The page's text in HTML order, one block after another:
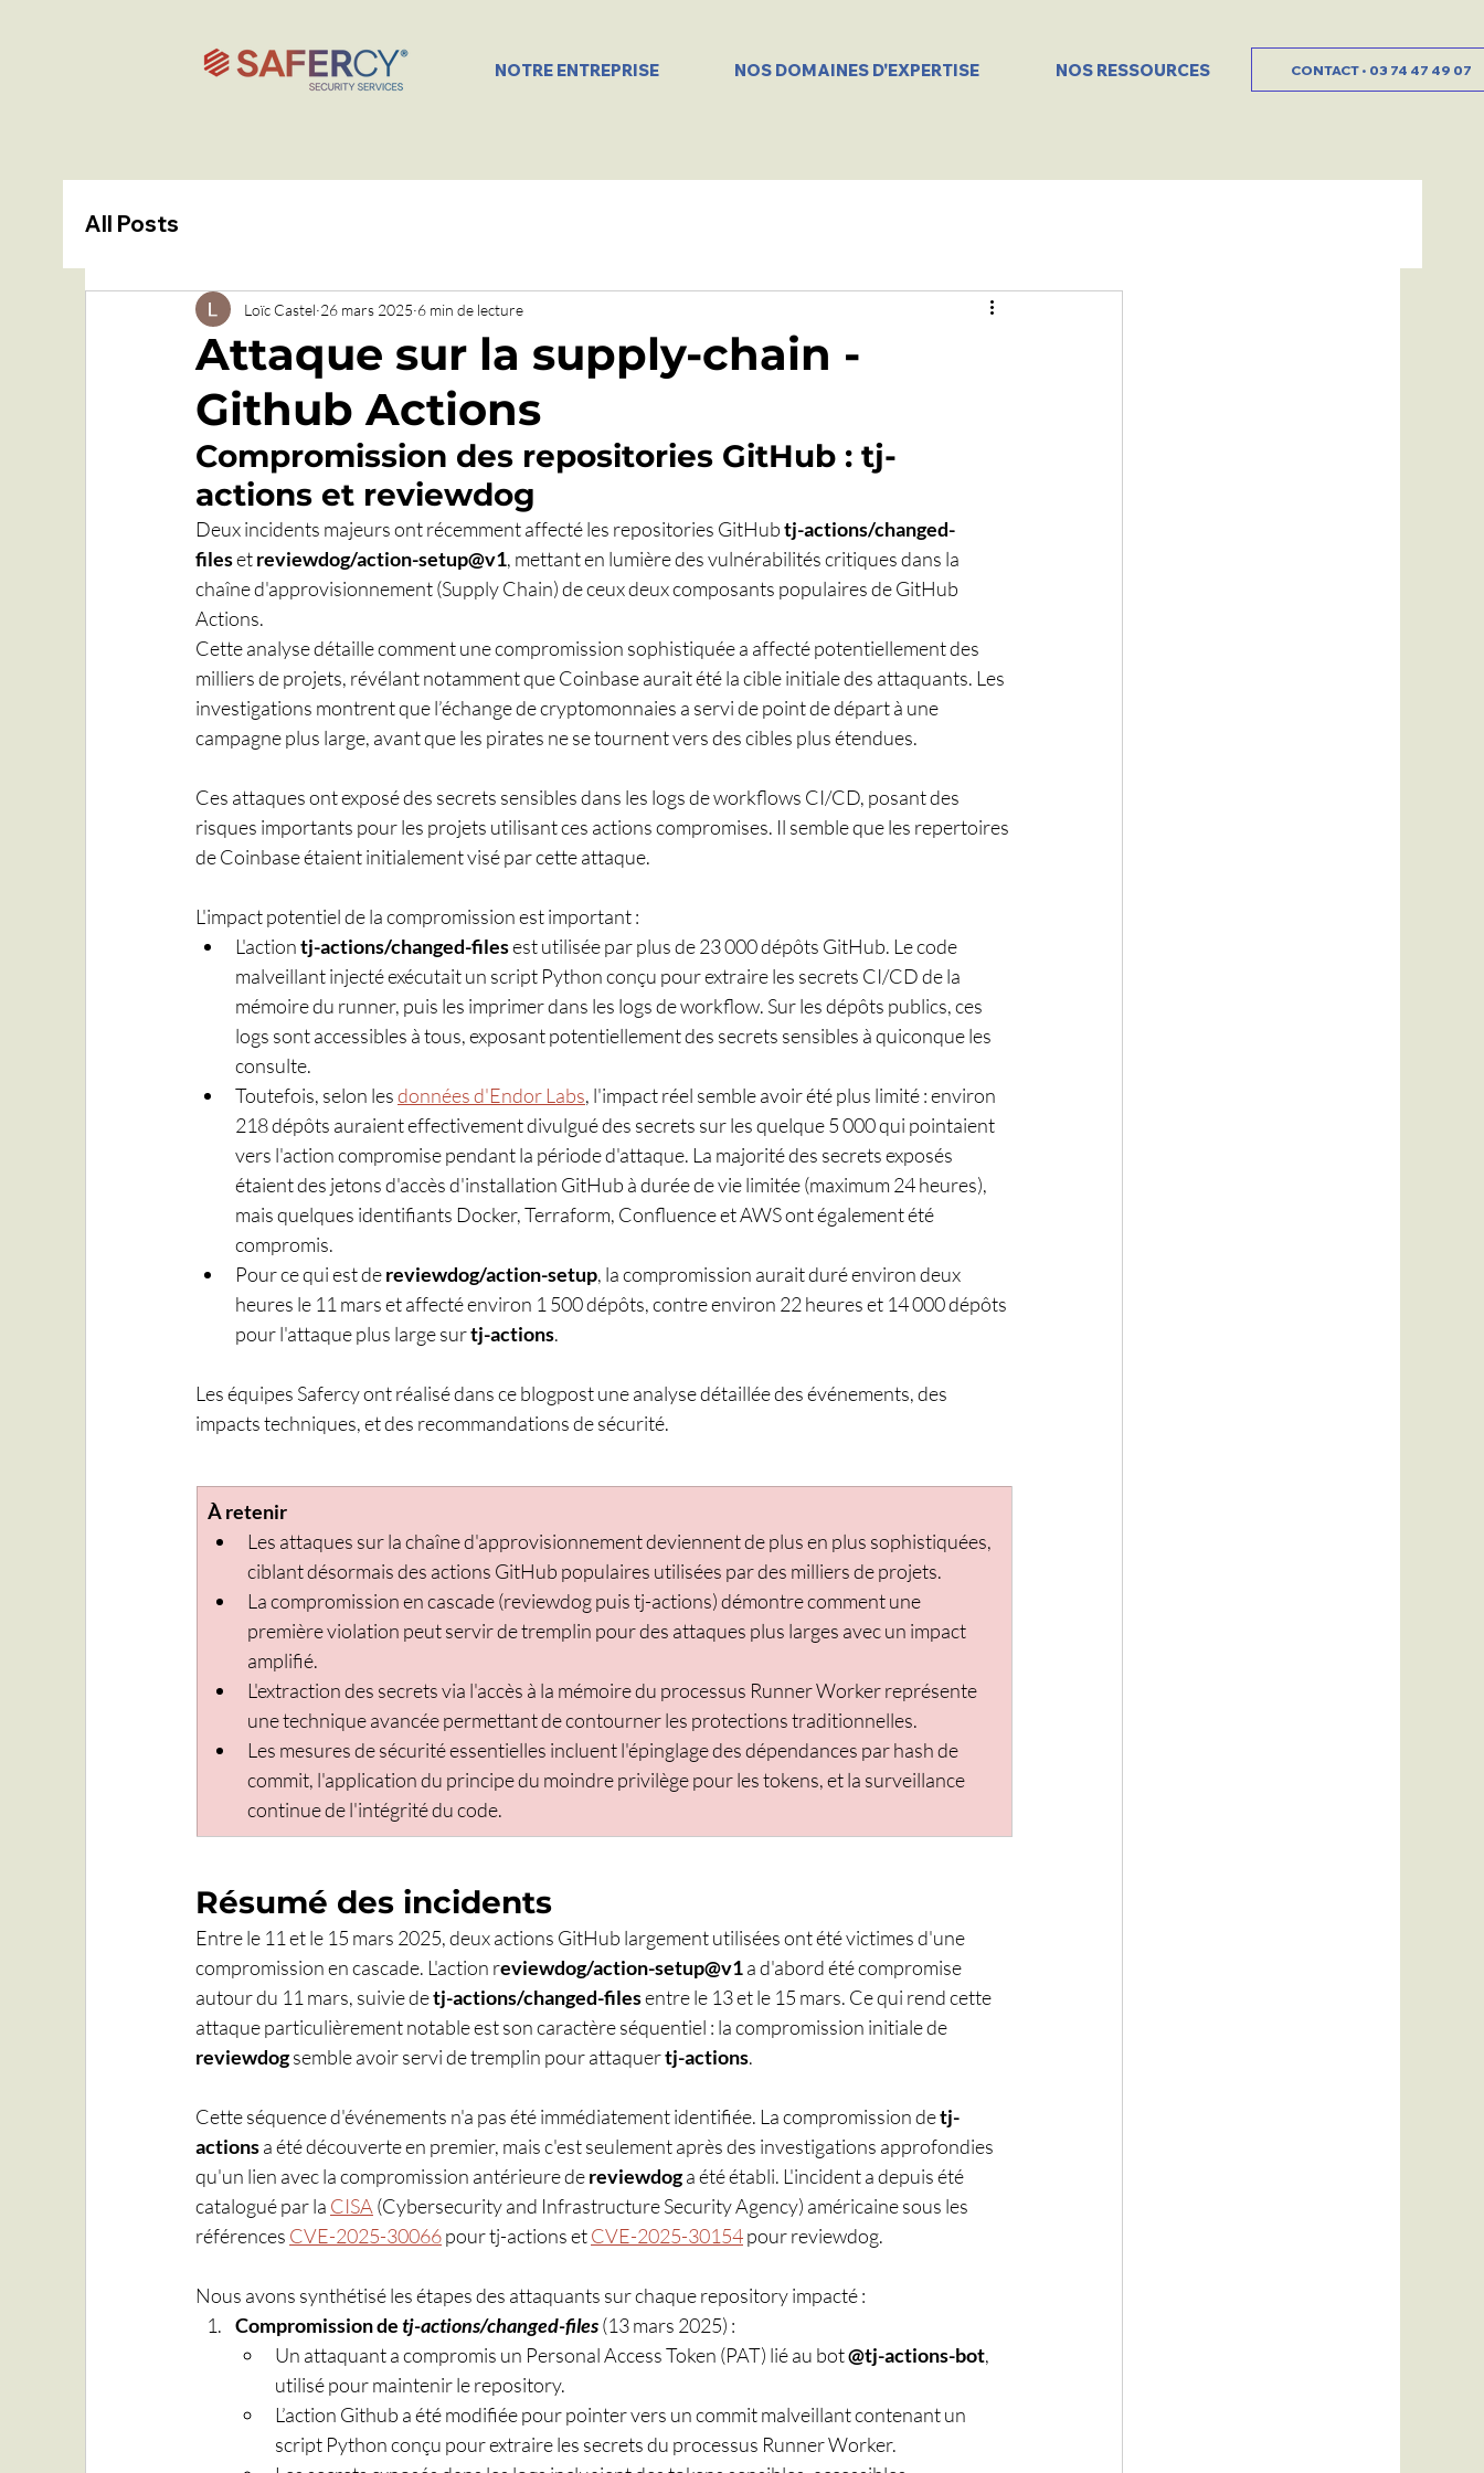
NOTRE ENTREPRISE NOS DOMAINES D'EXPERTISE NOS RESSOURCES CONTACT • 03 74 47 49 07
All Posts
Attaque sur la supply-chain -
Github Actions
Loïc Castel 26 mars 2025 6 min de lecture
Compromission des repositories GitHub : tj-
actions et reviewdog
Deux incidents majeurs ont récemment affecté les repositories GitHub tj-actions/changed-
files et reviewdog/action-setup@v1, mettant en lumière des vulnérabilités critiques dans la
chaîne d'approvisionnement (Supply Chain) de ceux deux composants populaires de GitHub
Actions.
Cette analyse détaille comment une compromission sophistiquée a affecté potentiellement des
milliers de projets, révélant notamment que Coinbase aurait été la cible initiale des attaquants. Les
investigations montrent que l’échange de cryptomonnaies a servi de point de départ à une
campagne plus large, avant que les pirates ne se tournent vers des cibles plus étendues.
Ces attaques ont exposé des secrets sensibles dans les logs de workflows CI/CD, posant des
risques importants pour les projets utilisant ces actions compromises. Il semble que les repertoires
de Coinbase étaient initialement visé par cette attaque.
L'impact potentiel de la compromission est important :
L'action tj-actions/changed-files est utilisée par plus de 23 000 dépôts GitHub. Le code
malveillant injecté exécutait un script Python conçu pour extraire les secrets CI/CD de la
mémoire du runner, puis les imprimer dans les logs de workflow. Sur les dépôts publics, ces
logs sont accessibles à tous, exposant potentiellement des secrets sensibles à quiconque les
consulte.
Toutefois, selon les données d'Endor Labs, l'impact réel semble avoir été plus limité : environ
218 dépôts auraient effectivement divulgué des secrets sur les quelque 5 000 qui pointaient
vers l'action compromise pendant la période d'attaque. La majorité des secrets exposés
étaient des jetons d'accès d'installation GitHub à durée de vie limitée (maximum 24 heures),
mais quelques identifiants Docker, Terraform, Confluence et AWS ont également été
compromis.
Pour ce qui est de reviewdog/action-setup, la compromission aurait duré environ deux
heures le 11 mars et affecté environ 1 500 dépôts, contre environ 22 heures et 14 000 dépôts
pour l'attaque plus large sur tj-actions.
Les équipes Safercy ont réalisé dans ce blogpost une analyse détaillée des événements, des
impacts techniques, et des recommandations de sécurité.
À retenir
Les attaques sur la chaîne d'approvisionnement deviennent de plus en plus sophistiquées,
ciblant désormais des actions GitHub populaires utilisées par des milliers de projets.
La compromission en cascade (reviewdog puis tj-actions) démontre comment une
première violation peut servir de tremplin pour des attaques plus larges avec un impact
amplifié.
L'extraction des secrets via l'accès à la mémoire du processus Runner Worker représente
une technique avancée permettant de contourner les protections traditionnelles.
Les mesures de sécurité essentielles incluent l'épinglage des dépendances par hash de
commit, l'application du principe du moindre privilège pour les tokens, et la surveillance
continue de l'intégrité du code.
Résumé des incidents
Entre le 11 et le 15 mars 2025, deux actions GitHub largement utilisées ont été victimes d'une
compromission en cascade. L'action reviewdog/action-setup@v1 a d'abord été compromise
autour du 11 mars, suivie de tj-actions/changed-files entre le 13 et le 15 mars. Ce qui rend cette
attaque particulièrement notable est son caractère séquentiel : la compromission initiale de
reviewdog semble avoir servi de tremplin pour attaquer tj-actions.
Cette séquence d'événements n'a pas été immédiatement identifiée. La compromission de tj-
actions a été découverte en premier, mais c'est seulement après des investigations approfondies
qu'un lien avec la compromission antérieure de reviewdog a été établi. L'incident a depuis été
catalogué par la CISA (Cybersecurity and Infrastructure Security Agency) américaine sous les
références CVE-2025-30066 pour tj-actions et CVE-2025-30154 pour reviewdog.
Nous avons synthétisé les étapes des attaquants sur chaque repository impacté :
Compromission de tj-actions/changed-files (13 mars 2025) :
Un attaquant a compromis un Personal Access Token (PAT) lié au bot @tj-actions-bot,
utilisé pour maintenir le repository.
L’action Github a été modifiée pour pointer vers un commit malveillant contenant un
script Python conçu pour extraire les secrets du processus Runner Worker.